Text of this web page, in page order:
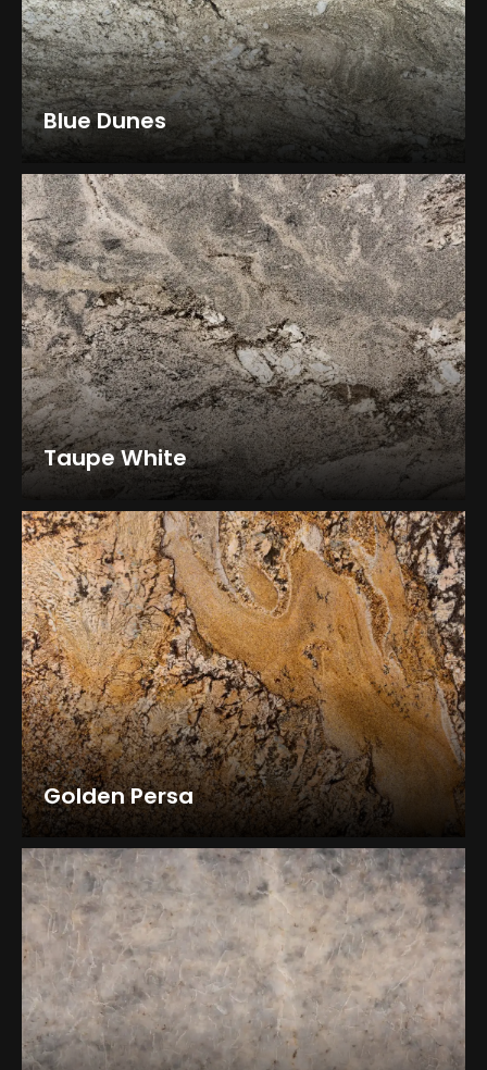
Blue Dunes
Taupe White
Golden Persa